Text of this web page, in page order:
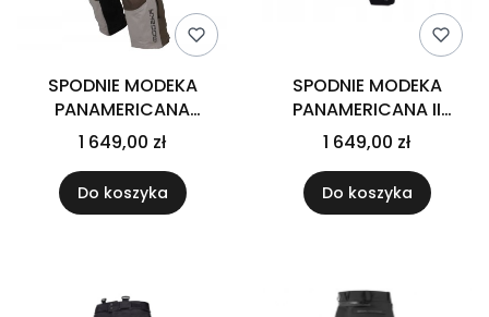
SPODNIE MODEKA
PANAMERICANA
PIASKOWY KHAKI
przedłużana nogawka
1 649,00 zł
Do koszyka
SPODNIE MODEKA
PANAMERICANA II
CZARNE PRZEDŁUŻANA
NOGAWKA
1 649,00 zł
Do koszyka